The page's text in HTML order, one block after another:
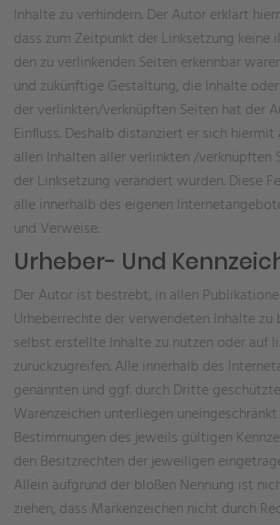
Inhalte zu verhindern. Der Autor erklärt
dass zum Zeitpunkt der Linksetzung keine
den zu verlinkenden Seiten erkennbar
und zukünftige Gestaltung, die Inhalte
der verlinkten/verknüpften Seiten hat der
Einfluss. Deshalb distanziert er sich
allen Inhalten aller verlinkten /verknüpften
der Linksetzung verändert wurden. Diese
alle innerhalb des eigenen
und Verweise.
Urheber- Und
Der Autor ist bestrebt, in allen
Urheberrechte der verwendeten Inhalte zu
selbst erstellte Inhalte zu nutzen oder auf
zurückzugreifen. Alle innerhalb des
genannten und ggf. durch Dritte
Warenzeichen unterliegen
Bestimmungen des jeweils gültigen
den Besitzrechten der jeweiligen
Allein aufgrund der bloßen Nennung ist
ziehen, dass Markenzeichen nicht durch